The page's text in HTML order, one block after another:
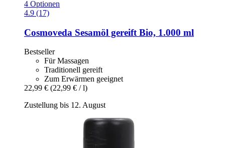
4 Optionen
4.9 (17)
Cosmoveda Sesamöl gereift Bio, 1.000 ml
Bestseller
Für Massagen
Traditionell gereift
Zum Erwärmen geeignet
22,99 € (22,99 € / l)
Zustellung bis 12. August